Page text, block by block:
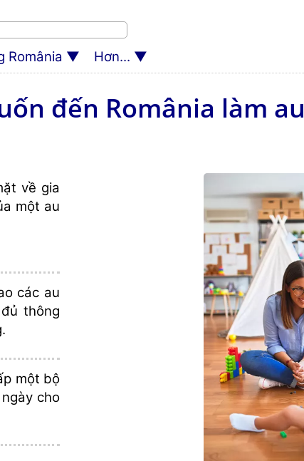
România Hơn...
đến România làm au
về gia
một au
các au
thông
một bộ
cho